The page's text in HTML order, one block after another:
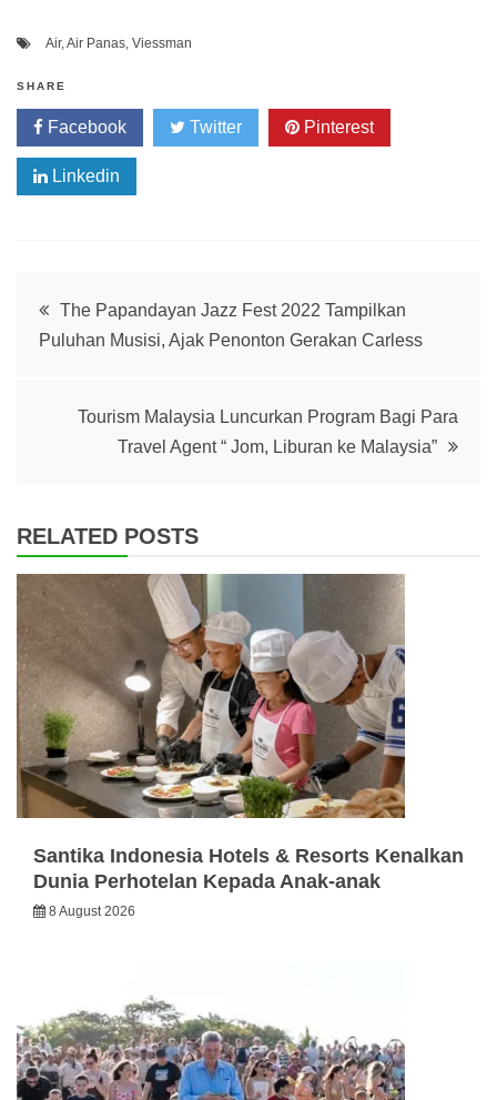
Air, Air Panas Viessman
SHARE
Facebook Twitter Pinterest
Linkedin
Post
navigation
The Papandayan Jazz Fest 2022 Tampilkan
Puluhan Musisi, Ajak Penonton Gerakan Carless
Tourism Malaysia Luncurkan Program Bagi Para
Travel Agent “ Jom, Liburan ke Malaysia”
RELATED POSTS
Santika Indonesia Hotels & Resorts Kenalkan
Dunia Perhotelan Kepada Anak-anak
8 August 2026